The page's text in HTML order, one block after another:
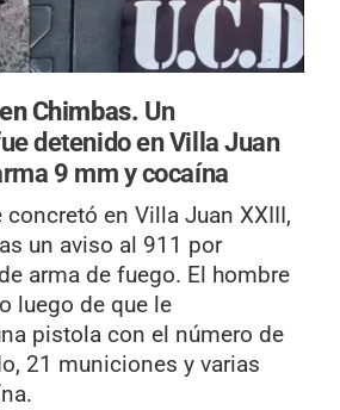
Chimbas. Un
detenido en Villa Juan
9 mm y cocaína
concretó en Villa Juan XXIII,
un aviso al 911 por
arma de fuego. El hombre
luego de que le
pistola con el número de
21 municiones y varias